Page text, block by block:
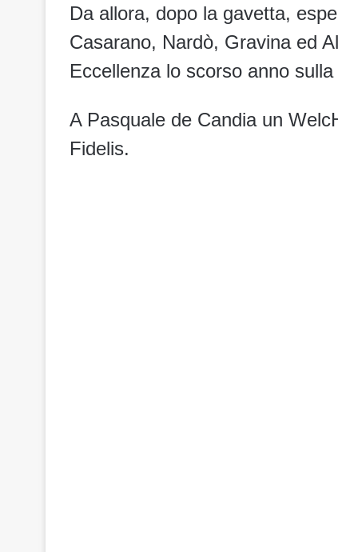
Da allora, dopo la gavetta,
Casarano, Nardò, Gravina ed
Eccellenza lo scorso anno
A Pasquale de Candia un
Fidelis.